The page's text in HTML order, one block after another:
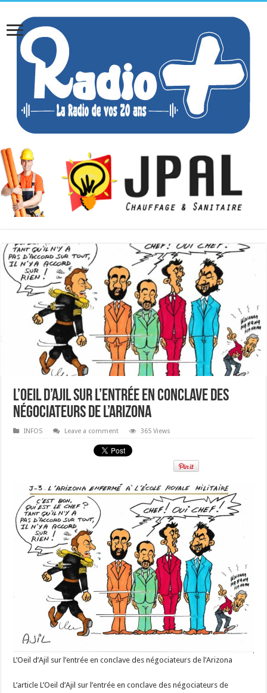
L’Oeil d’Ajil sur l’entrée en conclave des
négociateurs de l’Arizona
INFOS Leave a comment 365 Views
L’Oeil d’Ajil sur l’entrée en conclave des négociateurs de l’Arizona
L’article L’Oeil d’Ajil sur l’entrée en conclave des négociateurs de